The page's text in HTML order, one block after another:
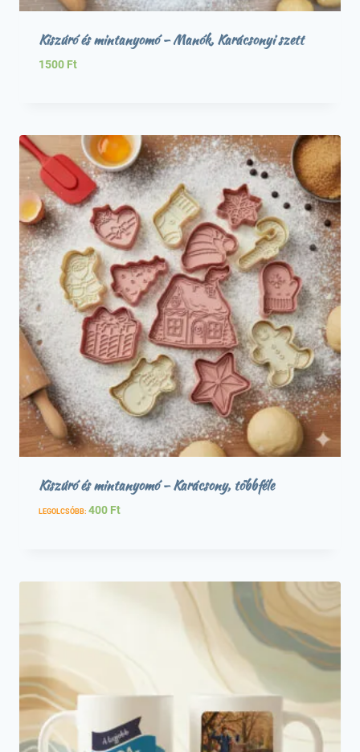
Kiszúró és mintanyomó – Manók, Karácsonyi szett
1500 Ft
Kiszúró és mintanyomó – Karácsony, többféle
LEGOLCSÓBB: 400 Ft